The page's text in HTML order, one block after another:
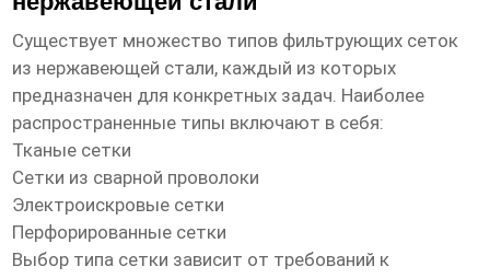
Существует множество типов фильтрующих сеток
из нержавеющей стали, каждый из которых
предназначен для конкретных задач. Наиболее
распространенные типы включают в себя:
Тканые сетки
Сетки из сварной проволоки
Электроискровые сетки
Перфорированные сетки
Выбор типа сетки зависит от требований к